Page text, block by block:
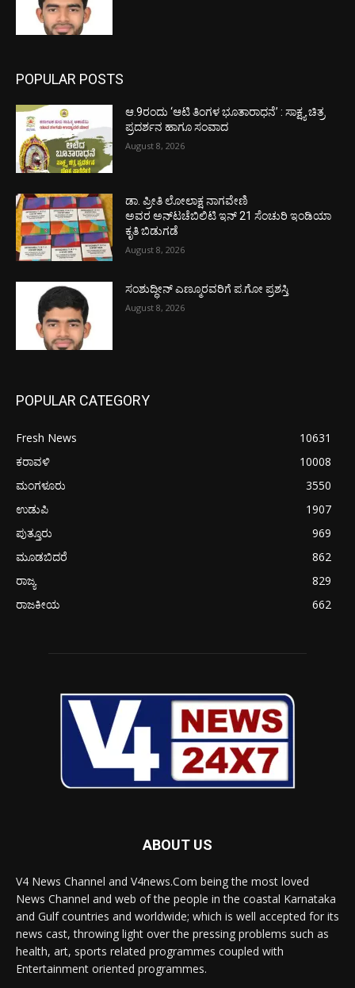
POPULAR POSTS
ಆ.9ರಂದು ‘ಆಟಿ ತಿಂಗಳ ಭೂತಾರಾಧನೆ’ : ಸಾಕ್ಷ್ಯ ಚಿತ್ರ
ಪ್ರದರ್ಶನ ಹಾಗೂ ಸಂವಾದ
August 8, 2026
ಡಾ. ಪ್ರೀತಿ ಲೋಲಾಕ್ಷ ನಾಗವೇಣಿ
ಅವರ ಅನ್‌ಟಚೆಬಿಲಿಟಿ ಇನ್ 21 ಸೆಂಚುರಿ ಇಂಡಿಯಾ
ಕೃತಿ ಬಿಡುಗಡೆ
August 8, 2026
ಸಂಶುದ್ಧೀನ್ ಎಣ್ಮೂರವರಿಗೆ ಪ.ಗೋ ಪ್ರಶಸ್ತಿ
August 8, 2026
POPULAR CATEGORY
Fresh News
10631
ಕರಾವಳಿ
10008
ಮಂಗಳೂರು
3550
ಉಡುಪಿ
1907
ಪುತ್ತೂರು
969
ಮೂಡಬಿದರೆ
862
ರಾಜ್ಯ
829
ರಾಜಕೀಯ
662
ABOUT US
V4 News Channel and V4news.Com being the most loved
News Channel and web of the people in the coastal Karnataka
and Gulf countries and worldwide; which is well accepted for its
news cast, throwing light over the pressing problems such as
health, art, sports related programmes coupled with
Entertainment oriented programmes.